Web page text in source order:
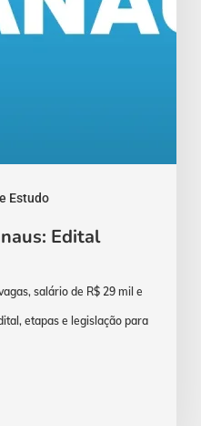
Estudo
Edital
salário de R$ 29 mil e
etapas e legislação para